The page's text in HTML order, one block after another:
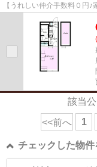
【うれしい仲介手数料０円♪
該当
<<前へ 1
チェックした物